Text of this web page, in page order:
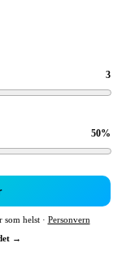
3
50%
som helst · Personvern
→